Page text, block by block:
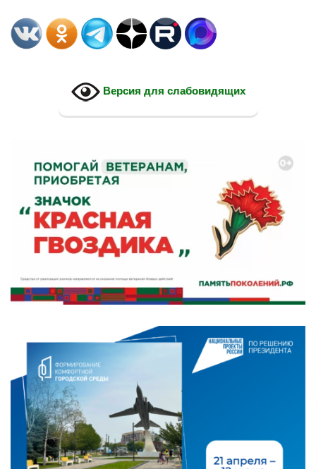
Версия для слабовидящих